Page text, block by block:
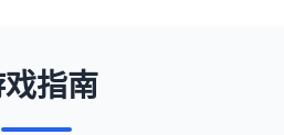
指南